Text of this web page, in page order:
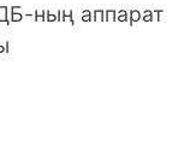
ның аппарат